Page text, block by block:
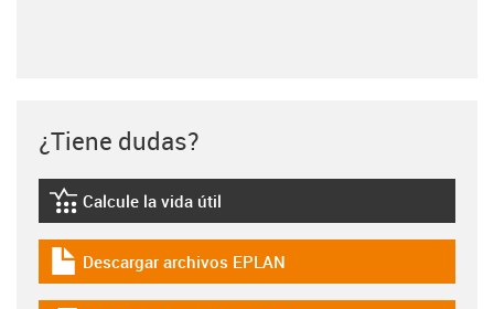
¿Tiene dudas?
igus-icon-lebensdauerrechner
Calcule la vida útil
igus-icon-download-plan
Descargar archivos EPLAN